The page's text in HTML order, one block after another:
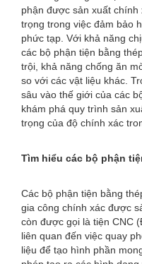
phận được sản xuất chính
trọng trong việc đảm bảo
phức tạp. Với khả năng
các bộ phận tiện bằng
trội, khả năng chống ăn
so với các vật liệu khác.
sâu vào thế giới của các
khám phá quy trình sản
trọng của độ chính xác
Tìm hiểu các bộ phận
Các bộ phận tiện bằng
gia công chính xác được
còn được gọi là tiện CNC
liên quan đến việc quay
liệu để tạo hình phần